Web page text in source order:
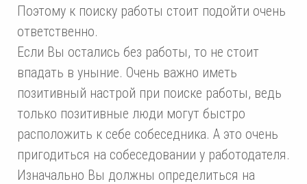
Поэтому к поиску работы стоит подойти очень
ответственно.
Если Вы остались без работы, то не стоит
впадать в уныние. Очень важно иметь
позитивный настрой при поиске работы, ведь
только позитивные люди могут быстро
расположить к себе собеседника. А это очень
пригодиться на собеседовании у работодателя.
Изначально Вы должны определиться на